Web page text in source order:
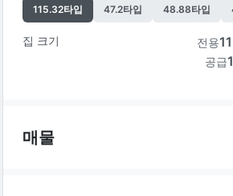
115.32타입 47.2타입 48.88타입
집 크기 전용
공급
매물